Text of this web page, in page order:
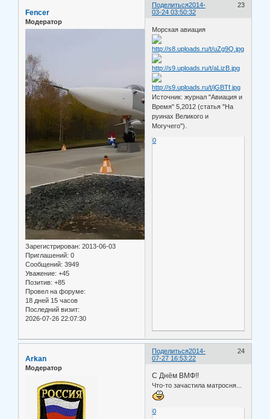
Поделиться 23
2014-
03-24 03:50:32
Fencer
Модератор
Зарегистрирован: 2013-06-03
Приглашений: 0
Сообщений: 3949
Уважение: +45
Позитив: +85
Провел на форуме:
18 дней 15 часов
Последний визит:
2026-07-26 22:07:30
Морская авиация
Источник: журнал "Авиация и
Время" 5,2012 (статья "На
руинах Великого и
Могучего").
0
Поделиться 24
2014-
07-27 16:53:22
Arkan
Модератор
С Днём ВМФ!!
Что-то зачастила матросня...
0